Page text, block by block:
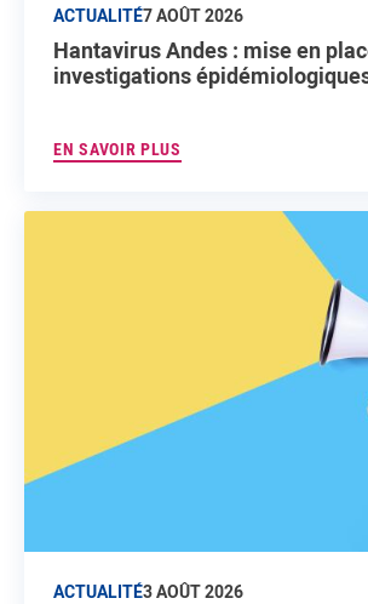
ACTUALITÉ7 AOÛT 2026
Hantavirus Andes : mise en
investigations
EN SAVOIR PLUS
ACTUALITÉ3 AOÛT 2026